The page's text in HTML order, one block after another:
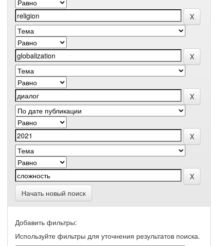
Начать новый поиск
Добавить фильтры:
Используйте фильтры для уточнения результатов поиска.